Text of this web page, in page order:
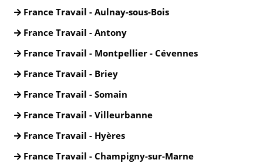
France Travail - Aulnay-sous-Bois
France Travail - Antony
France Travail - Montpellier - Cévennes
France Travail - Briey
France Travail - Somain
France Travail - Villeurbanne
France Travail - Hyères
France Travail - Champigny-sur-Marne